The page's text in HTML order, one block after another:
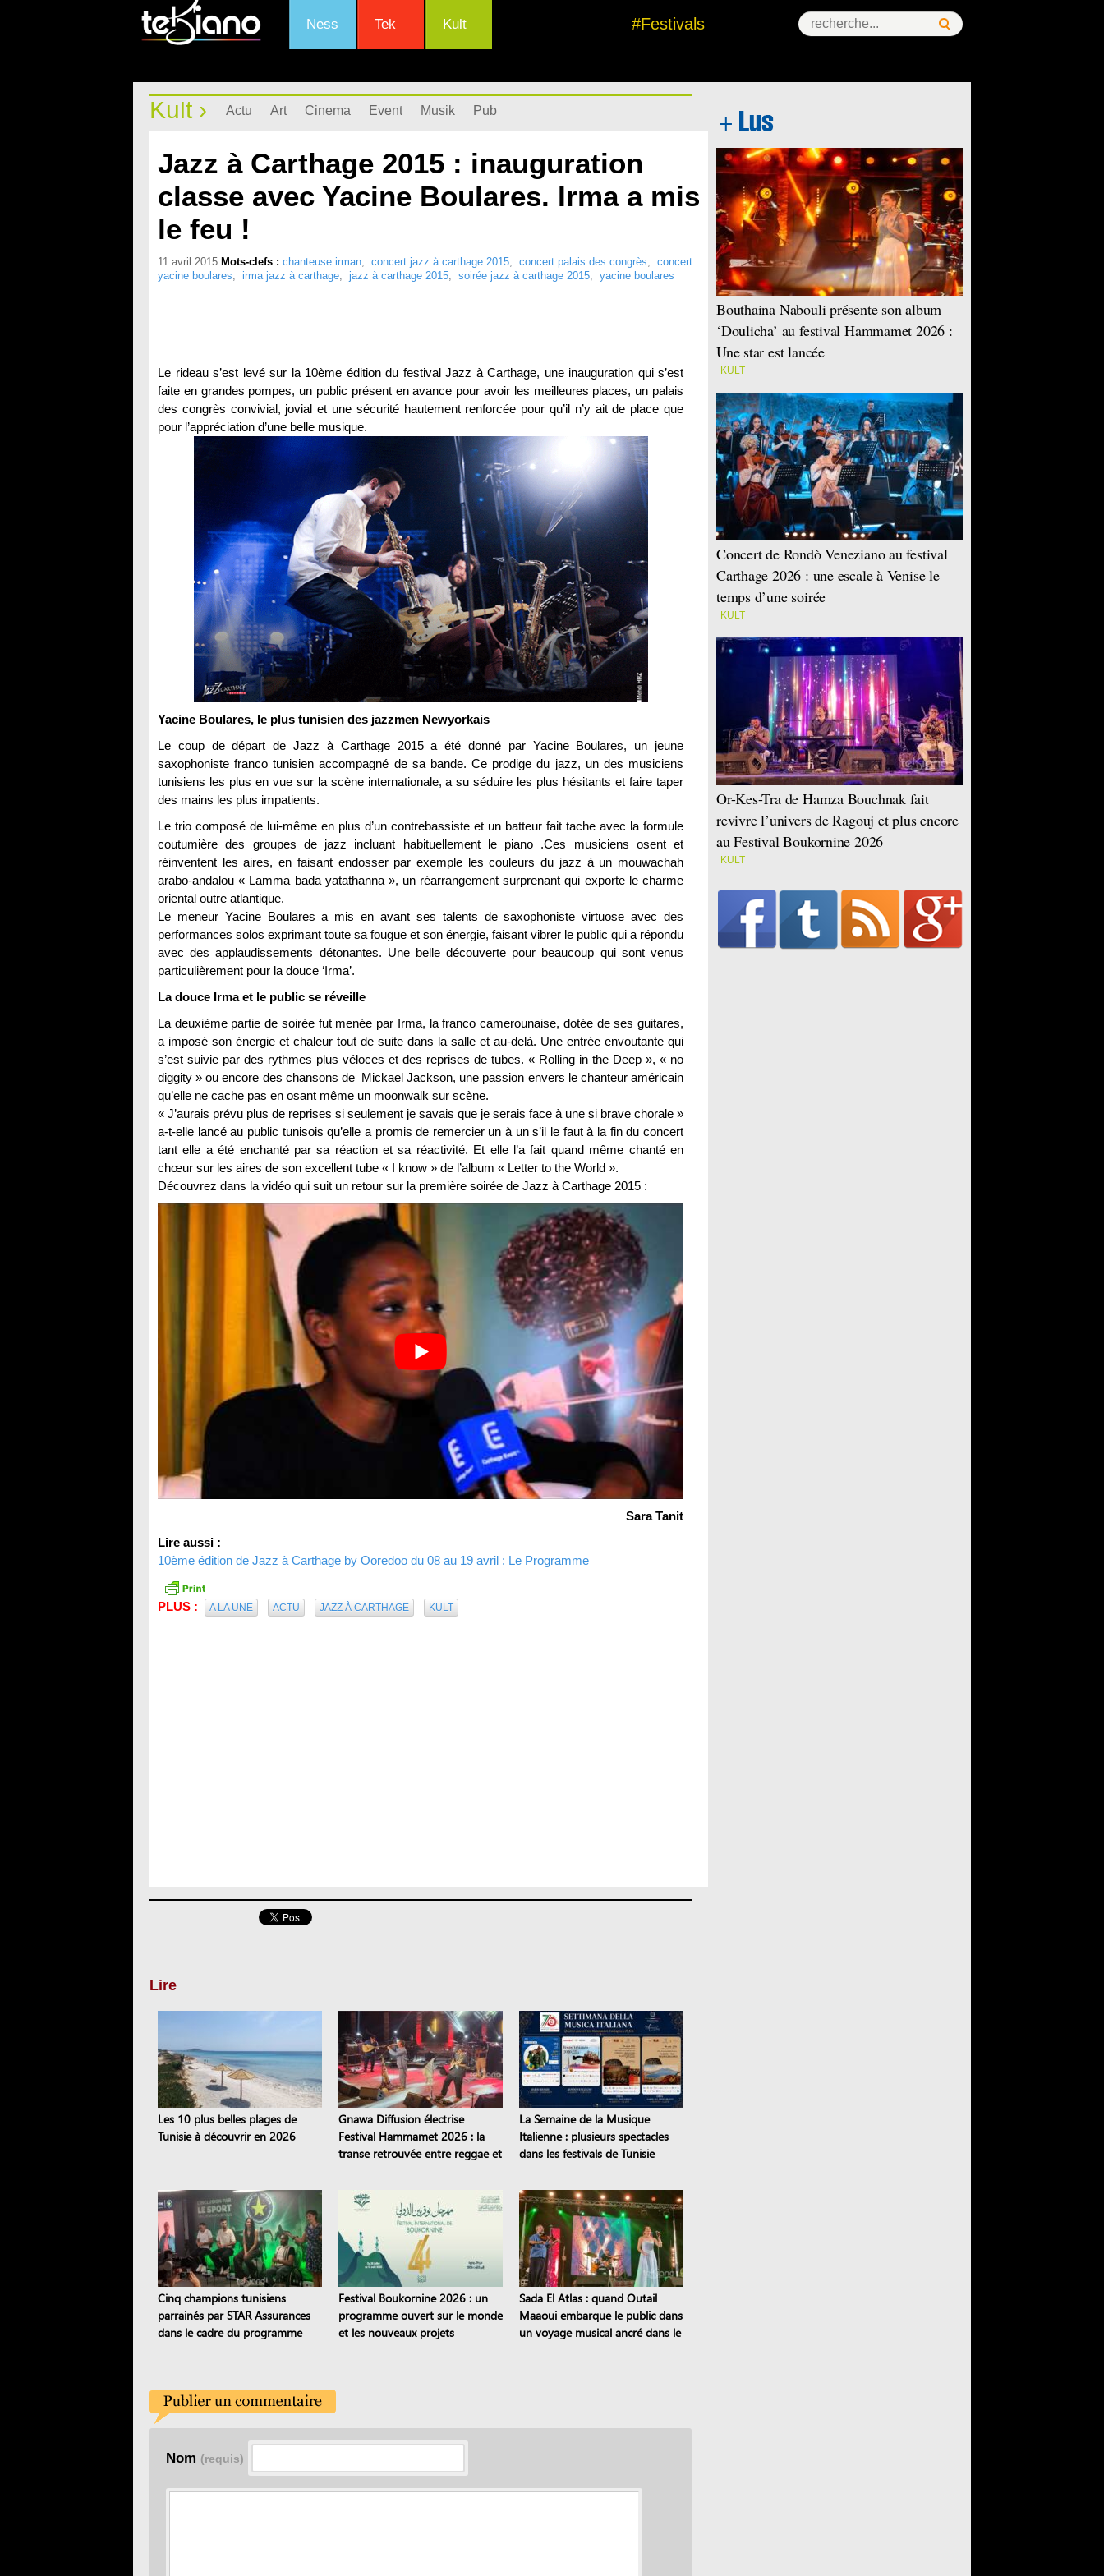
Ness Tek Kult #Festivals
Kult › Actu Art Cinema Event Musik Pub
Jazz à Carthage 2015 : inauguration
classe avec Yacine Boulares. Irma a mis
le feu !
11 avril 2015 Mots-clefs : chanteuse irman, concert jazz à carthage 2015, concert palais des congrès, concert
yacine boulares, irma jazz à carthage, jazz à carthage 2015, soirée jazz à carthage 2015, yacine boulares
Le rideau s’est levé sur la 10ème édition du festival Jazz à Carthage, une inauguration qui s’est
faite en grandes pompes, un public présent en avance pour avoir les meilleures places, un palais
des congrès convivial, jovial et une sécurité hautement renforcée pour qu’il n’y ait de place que
pour l’appréciation d’une belle musique.
Yacine Boulares, le plus tunisien des jazzmen Newyorkais
Le coup de départ de Jazz à Carthage 2015 a été donné par Yacine Boulares, un jeune
saxophoniste franco tunisien accompagné de sa bande. Ce prodige du jazz, un des musiciens
tunisiens les plus en vue sur la scène internationale, a su séduire les plus hésitants et faire taper
des mains les plus impatients.
Le trio composé de lui-même en plus d’un contrebassiste et un batteur fait tache avec la formule
coutumière des groupes de jazz incluant habituellement le piano .Ces musiciens osent et
réinventent les aires, en faisant endosser par exemple les couleurs du jazz à un mouwachah
arabo-andalou « Lamma bada yatathanna », un réarrangement surprenant qui exporte le charme
oriental outre atlantique.
Le meneur Yacine Boulares a mis en avant ses talents de saxophoniste virtuose avec des
performances solos exprimant toute sa fougue et son énergie, faisant vibrer le public qui a répondu
avec des applaudissements détonantes. Une belle découverte pour beaucoup qui sont venus
particulièrement pour la douce ‘Irma’.
La douce Irma et le public se réveille
La deuxième partie de soirée fut menée par Irma, la franco camerounaise, dotée de ses guitares,
a imposé son énergie et chaleur tout de suite dans la salle et au-delà. Une entrée envoutante qui
s’est suivie par des rythmes plus véloces et des reprises de tubes. « Rolling in the Deep », « no
diggity » ou encore des chansons de Mickael Jackson, une passion envers le chanteur américain
qu’elle ne cache pas en osant même un moonwalk sur scène.
« J’aurais prévu plus de reprises si seulement je savais que je serais face à une si brave chorale »
a-t-elle lancé au public tunisois qu’elle a promis de remercier un à un s’il le faut à la fin du concert
tant elle a été enchanté par sa réaction et sa réactivité. Et elle l’a fait quand même chanté en
chœur sur les aires de son excellent tube « I know » de l’album « Letter to the World ».
Découvrez dans la vidéo qui suit un retour sur la première soirée de Jazz à Carthage 2015 :
Sara Tanit
Lire aussi :
10ème édition de Jazz à Carthage by Ooredoo du 08 au 19 avril : Le Programme
PLUS : A LA UNE ACTU JAZZ À CARTHAGE KULT
Lire
Les 10 plus belles plages de
Tunisie à découvrir en 2026
Gnawa Diffusion électrise
Festival Hammamet 2026 : la
transe retrouvée entre reggae et
La Semaine de la Musique
Italienne : plusieurs spectacles
dans les festivals de Tunisie
Cinq champions tunisiens
parrainés par STAR Assurances
dans le cadre du programme
Festival Boukornine 2026 : un
programme ouvert sur le monde
et les nouveaux projets
Sada El Atlas : quand Outail
Maaoui embarque le public dans
un voyage musical ancré dans le
Nom (requis)
Bouthaina Nabouli présente son album
‘Doulicha’ au festival Hammamet 2026 :
Une star est lancée
KULT
Concert de Rondò Veneziano au festival
Carthage 2026 : une escale à Venise le
temps d’une soirée
KULT
Or-Kes-Tra de Hamza Bouchnak fait
revivre l’univers de Ragouj et plus encore
au Festival Boukornine 2026
KULT